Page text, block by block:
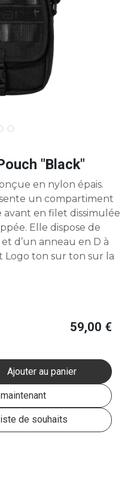
"Black"
en nylon épais.
un compartiment
en filet dissimulée
Elle dispose de
d’un anneau en D à
Logo ton sur ton sur la
Ajouter au panier
de souhaits
59,00 €